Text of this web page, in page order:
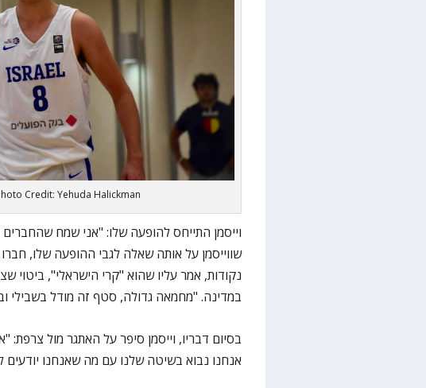
Credit: Yehuda Halickman
וייסמן התייחס להופעה שלו: "אני שמח שהחברים
נקודות, אמר עליו שהוא "קרי הישראלי", ביטוי
במדינה. "מחמאה גדולה, סטף זה מודל בשבילי
בסיום דבריו, וייסמן סיפר על האתגר מול
אנחנו נבוא בשיטה שלנו עם מה שאנחנו יודעים